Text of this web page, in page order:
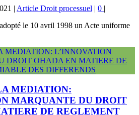
| Article Droit processuel | 0 |
le 10 avril 1998 un Acte uniforme
MEDIATION:
MARQUANTE DU DROIT
DE REGLEMENT